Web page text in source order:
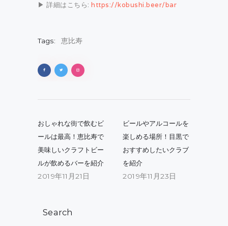
▶ 詳細はこちら: https://kobushi.beer/bar
Tags: 恵比寿
稿
ナ
ビ
ゲ
Previous
おしゃれな街で飲むビ
ールは最高！恵比寿で
美味しいクラフトビー
ルが飲めるバーを紹介
2019年11月21日
Next
ビールやアルコールを
楽しめる場所！目黒で
おすすめしたいクラブ
を紹介
2019年11月23日
Search